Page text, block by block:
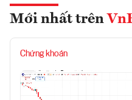
Mới nhất trên
Chứng khoán